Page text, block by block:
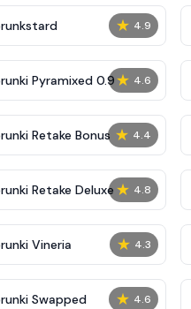
★ 4.9
★ 4.6
Pyramixed 0.9
★ 4.4
Retake Bonus
★ 4.8
Retake Deluxe
★ 4.3
Vineria
★ 4.6
Swapped